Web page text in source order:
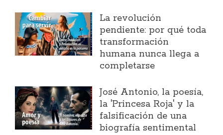
La revolución
pendiente: por qué toda
transformación
humana nunca llega a
completarse
José Antonio, la poesía,
la 'Princesa Roja' y la
falsificación de una
biografía sentimental